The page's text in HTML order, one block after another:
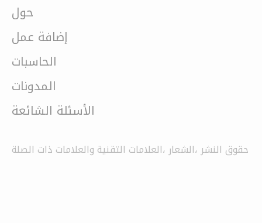
حول
إضافة عمل
الحاسبات
المدونات
الأسئلة الشائعة
حقوق النشر ،الشعار ،العلامات التقنية والعلامات ذات الصلة